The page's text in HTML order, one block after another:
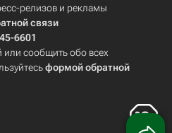
релизов и рекламы
связи
6601
или сообщить обо всех
формой обратной